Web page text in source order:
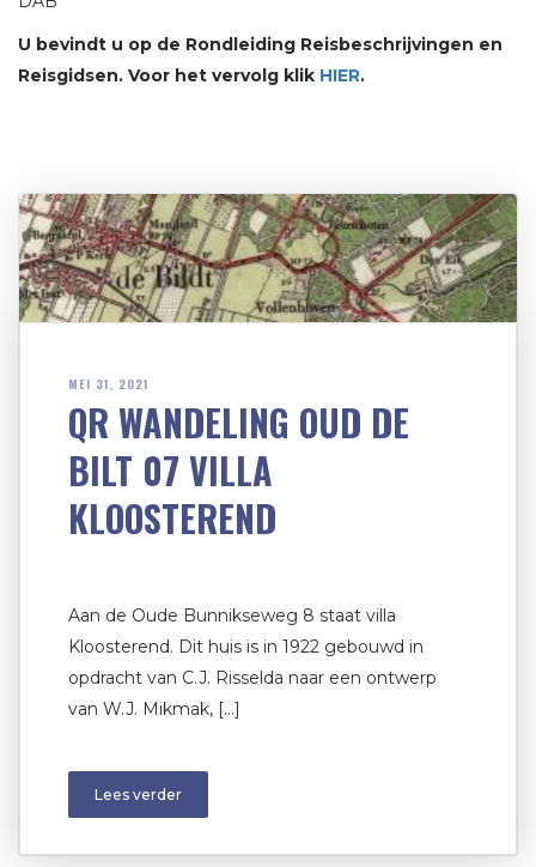
U bevindt u op de Rondleiding Reisbeschrijvingen en
Reisgidsen. Voor het vervolg klik HIER.
MEI 31, 2021
QR WANDELING OUD DE
BILT 07 VILLA
KLOOSTEREND
Aan de Oude Bunnikseweg 8 staat villa
Kloosterend. Dit huis is in 1922 gebouwd in
opdracht van C.J. Risselda naar een ontwerp
van W.J. Mikmak, […]
Lees verder